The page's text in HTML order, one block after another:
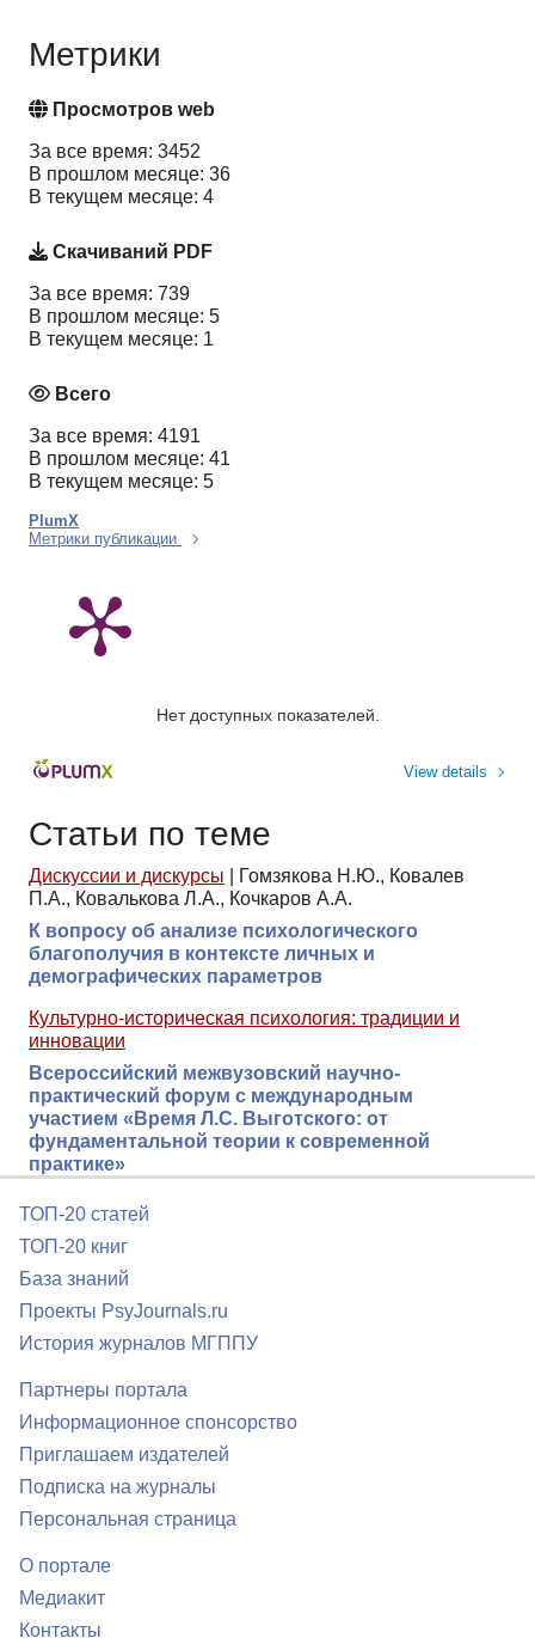
Метрики
Просмотров web
За все время: 3452
В прошлом месяце: 36
В текущем месяце: 4
Скачиваний PDF
За все время: 739
В прошлом месяце: 5
В текущем месяце: 1
Всего
За все время: 4191
В прошлом месяце: 41
В текущем месяце: 5
PlumX
Метрики публикации
Нет доступных показателей.
View details
Статьи по теме
Дискуссии и дискурсы
Гомзякова Н.Ю., Ковалев
П.А., Ковалькова Л.А., Кочкаров А.А.
К вопросу об анализе психологического
благополучия в контексте личных и
демографических параметров
Культурно-историческая психология: традиции и
инновации
Всероссийский межвузовский научно-
практический форум с международным
участием «Время Л.С. Выготского: от
фундаментальной теории к современной
практике»
ТОП-20 статей
ТОП-20 книг
База знаний
Проекты PsyJournals.ru
История журналов МГППУ
Партнеры портала
Информационное спонсорство
Приглашаем издателей
Подписка на журналы
Персональная страница
О портале
Медиакит
Контакты